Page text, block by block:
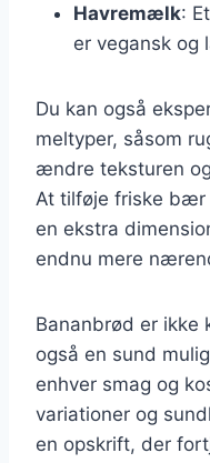
Havremælk:
er vegansk og
Du kan også
meltyper, såsom
ændre teksturen
At tilføje friske bær
en ekstra
endnu mere
Bananbrød er ikke
også en sund
enhver smag og
variationer og
en opskrift, der